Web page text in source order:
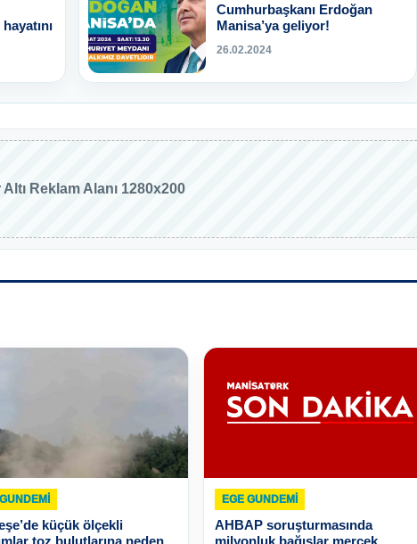
Cumhurbaşkanı Erdoğan
Manisa’ya geliyor!
26.02.2024
Altı Reklam Alanı 1280x200
küçük ölçekli
EGE GUNDEMİ
AHBAP soruşturmasında